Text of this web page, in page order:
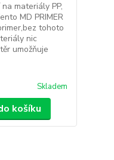
materiály PP,
MD PRIMER
tohoto
nic
umožňuje
Skladem
košíku